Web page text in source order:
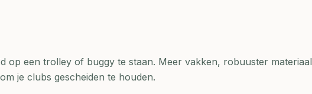
op een trolley of buggy te staan. Meer vakken, robuuster materiaal
je clubs gescheiden te houden.